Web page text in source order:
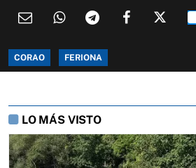
CORAO FERIONA
LO MÁS VISTO